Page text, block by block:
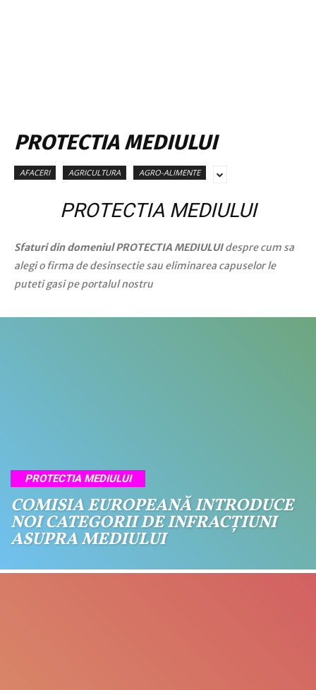
PROTECTIA MEDIULUI
AFACERI AGRICULTURA AGRO-ALIMENTE
PROTECTIA MEDIULUI
Sfaturi din domeniul PROTECTIA MEDIULUIdespre cum sa
alegi o firma de desinsectie sau eliminarea capuselor le
puteti gasi pe portalul nostru
PROTECTIA MEDIULUI
COMISIA EUROPEANĂ INTRODUCE
NOI CATEGORII DE INFRACȚIUNI
ASUPRA MEDIULUI